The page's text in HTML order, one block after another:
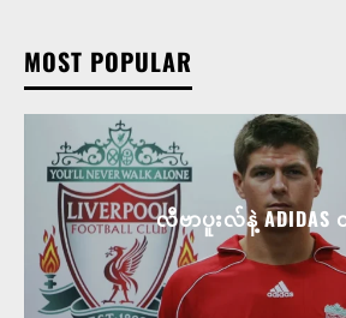
MOST POPULAR
လီဗာပူးလ်နဲ့ ADIDAS